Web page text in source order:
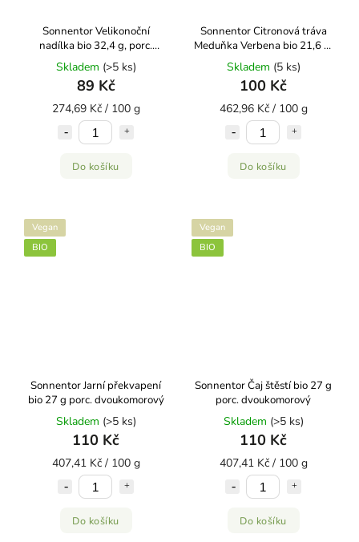
Sonnentor Velikonoční
nadílka bio 32,4 g, porc.
dvoukomorový
Skladem (>5 ks)
89 Kč
274,69 Kč / 100 g
Do košíku
Sonnentor Citronová tráva
Meduňka Verbena bio 21,6 g,
porc. dvoukomorový
Skladem (5 ks)
100 Kč
462,96 Kč / 100 g
Do košíku
Vegan
BIO
Sonnentor Jarní překvapení
bio 27 g porc. dvoukomorový
Skladem (>5 ks)
110 Kč
407,41 Kč / 100 g
Do košíku
Vegan
BIO
Sonnentor Čaj štěstí bio 27 g
porc. dvoukomorový
Skladem (>5 ks)
110 Kč
407,41 Kč / 100 g
Do košíku